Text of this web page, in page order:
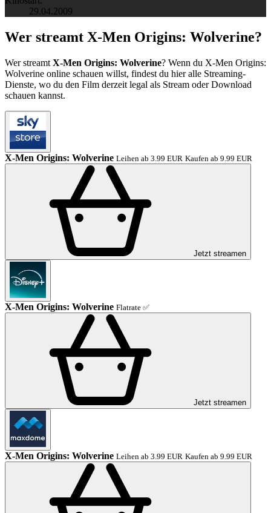
29.04.2009
Wer streamt X-Men Origins: Wolverine?
Wer streamt X-Men Origins: Wolverine? Wenn du X-Men Origins:
Wolverine online schauen willst, findest du hier alle Streaming-
Dienste, wo du den Film derzeit legal als Stream oder Download
schauen kannst.
X-Men Origins: Wolverine Leihen ab 3.99 EUR Kaufen ab 9.99 EUR
Jetzt streamen
X-Men Origins: Wolverine Flatrate ✅
Jetzt streamen
X-Men Origins: Wolverine Leihen ab 3.99 EUR Kaufen ab 9.99 EUR